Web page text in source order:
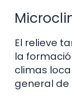
El relieve
la
climas
general de